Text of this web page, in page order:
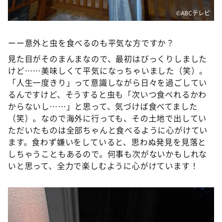
©️ABCテレビ
ーー意外と虫を食べるのも平気な方ですか？
見た目がそのまんまなので、最初はびっくりしました
けど……美味しくて平気になっちゃいました（笑）。
「人生一度きり」って意識しながら日々を過ごしてい
るんですけど、そうすると虫も「次いつ食べれるかわ
からないし……」と思って、気づけば食べてました
（笑）。なので海外に行っても、その土地で出してい
ただいたものは全部ちゃんと食べるように心がけてい
ます。食わず嫌いをしていると、思わぬ発見を見落と
しちゃうこともあるので。何事も次がないかもしれな
いと思って、全力で楽しむように心がけています！